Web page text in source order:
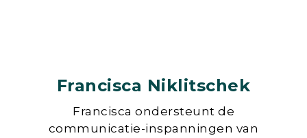
Francisca Niklitschek
Francisca ondersteunt de
communicatie-inspanningen van